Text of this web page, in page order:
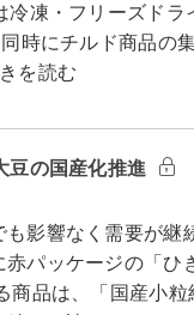
凍・フリーズドラ
時にチルド商品の
を読む
の国産化推進
影響なく需要が継
パッケージの「ひ
品は、「国産小